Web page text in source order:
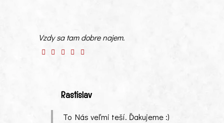
Vzdy sa tam dobre najem.
Rastislav
To Nás veľmi teší. Ďakujeme :)